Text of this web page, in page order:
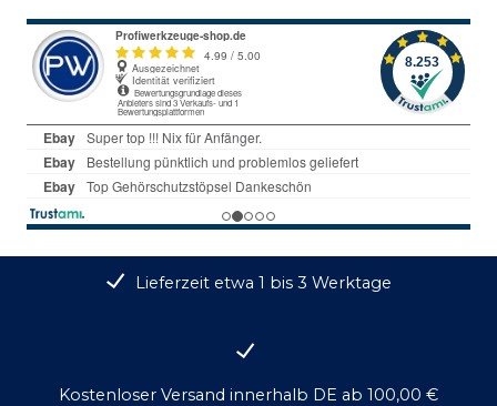
Lieferzeit etwa 1 bis 3 Werktage
Kostenloser Versand innerhalb DE ab 100,00 €